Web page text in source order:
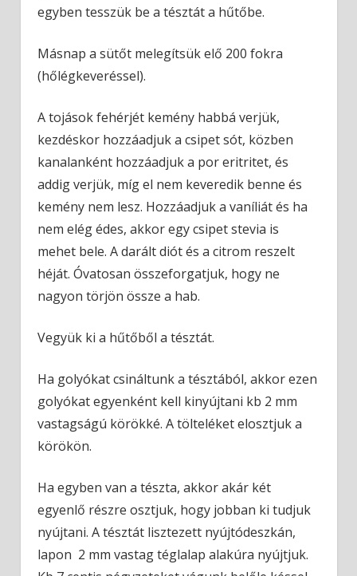
egyben tesszük be a tésztát a hűtőbe.
Másnap a sütőt melegítsük elő 200 fokra
(hőlégkeveréssel).
A tojások fehérjét kemény habbá verjük,
kezdéskor hozzáadjuk a csipet sót, közben
kanalanként hozzáadjuk a por eritritet, és
addig verjük, míg el nem keveredik benne és
kemény nem lesz. Hozzáadjuk a vaníliát és ha
nem elég édes, akkor egy csipet stevia is
mehet bele. A darált diót és a citrom reszelt
héját. Óvatosan összeforgatjuk, hogy ne
nagyon törjön össze a hab.
Vegyük ki a hűtőből a tésztát.
Ha golyókat csináltunk a tésztából, akkor ezen
golyókat egyenként kell kinyújtani kb 2 mm
vastagságú körökké. A tölteléket elosztjuk a
körökön.
Ha egyben van a tészta, akkor akár két
egyenlő részre osztjuk, hogy jobban ki tudjuk
nyújtani. A tésztát lisztezett nyújtódeszkán,
lapon 2 mm vastag téglalap alakúra nyújtjuk.